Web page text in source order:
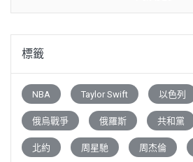
標籤
NBA Taylor Swift 以色列
俄烏戰爭 俄羅斯 共和黨
北約 周星馳 周杰倫